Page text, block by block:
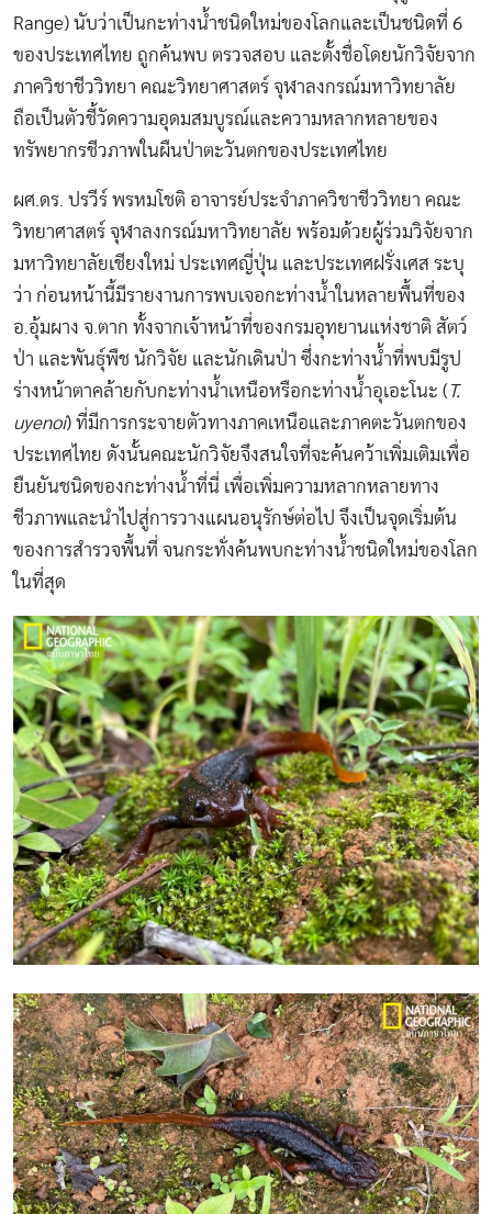
Range) นับว่าเป็นกะท่างน้ำชนิดใหม่ของโลกและเป็นชนิดที่ 6
ของประเทศไทย ถูกค้นพบ ตรวจสอบ และตั้งชื่อโดยนักวิจัยจาก
ภาควิชาชีววิทยา คณะวิทยาศาสตร์ จุฬาลงกรณ์มหาวิทยาลัย
ถือเป็นตัวชี้วัดความอุดมสมบูรณ์และความหลากหลายของ
ทรัพยากรชีวภาพในผืนป่าตะวันตกของประเทศไทย
ผศ.ดร. ปรวีร์ พรหมโชติ อาจารย์ประจำภาควิชาชีววิทยา คณะ
วิทยาศาสตร์ จุฬาลงกรณ์มหาวิทยาลัย พร้อมด้วยผู้ร่วมวิจัยจาก
มหาวิทยาลัยเชียงใหม่ ประเทศญี่ปุ่น และประเทศฝรั่งเศส ระบุ
ว่า ก่อนหน้านี้มีรายงานการพบเจอกะท่างน้ำในหลายพื้นที่ของ
อ.อุ้มผาง จ.ตาก ทั้งจากเจ้าหน้าที่ของกรมอุทยานแห่งชาติ สัตว์
ป่า และพันธุ์พืช นักวิจัย และนักเดินป่า ซึ่งกะท่างน้ำที่พบมีรูป
ร่างหน้าตาคล้ายกับกะท่างน้ำเหนือหรือกะท่างน้ำอุเอะโนะ ( T.
uyenoi) ที่มีการกระจายตัวทางภาคเหนือและภาคตะวันตกของ
ประเทศไทย ดังนั้นคณะนักวิจัยจึงสนใจที่จะค้นคว้าเพิ่มเติมเพื่อ
ยืนยันชนิดของกะท่างน้ำที่นี่ เพื่อเพิ่มความหลากหลายทาง
ชีวภาพและนำไปสู่การวางแผนอนุรักษ์ต่อไป จึงเป็นจุดเริ่มต้น
ของการสำรวจพื้นที่ จนกระทั่งค้นพบกะท่างน้ำชนิดใหม่ของโลก
ในที่สุด